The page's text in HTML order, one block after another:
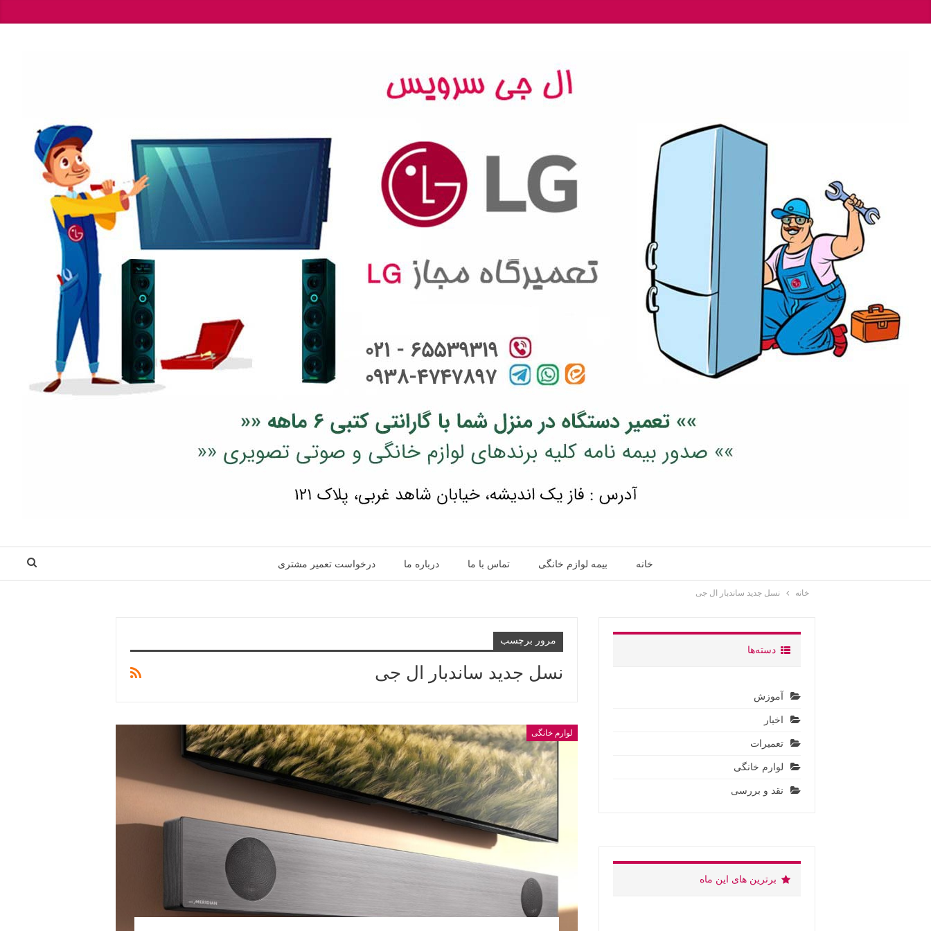
خانه بیمه لوازم خانگی تماس با ما درباره ما درخواست تعمیر مشتری
خانه نسل جدید ساندبار ال جی
مرور برچسب
نسل جدید ساندبار ال جی
لوارم خانگی
دسته‌ها
آموزش
اخبار
تعمیرات
لوارم خانگی
نقد و بررسی
برترین های این ماه